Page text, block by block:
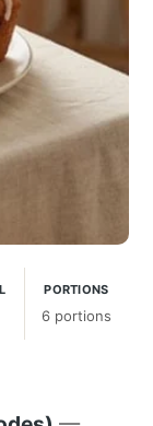
PORTIONS
6 portions